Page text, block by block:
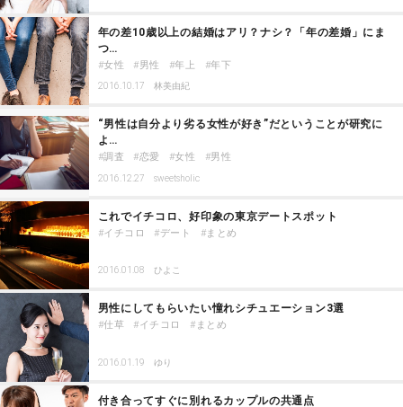
年の差10歳以上の結婚はアリ？ナシ？「年の差婚」にま
つ…
女性 男性 年上 年下
2016.10.17 林美由紀
“男性は自分より劣る女性が好き”だということが研究に
よ…
調査 恋愛 女性 男性
2016.12.27 sweetsholic
これでイチコロ、好印象の東京デートスポット
イチコロ デート まとめ
2016.01.08 ひよこ
男性にしてもらいたい憧れシチュエーション3選
仕草 イチコロ まとめ
2016.01.19 ゆり
付き合ってすぐに別れるカップルの共通点